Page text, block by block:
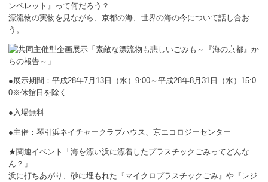
一般の方
団体で見学希望の方
企業・環境団体の方
ンペレット』って何だろう？
漂流物の実物を見ながら、京都の海、世界の海の今について話し合お
う。
●展示期間：平成28年7月13日（水）9:00～平成28年8月31日（水）15:0
0※休館日を除く
●入場無料
●主催：琴引浜ネイチャークラブハウス、京エコロジーセンター
★関連イベント「海を漂い浜に漂着したプラスチックごみってどんな
ん？」
浜に打ちあがり、砂に埋もれた『マイクロプラスチックごみ』や『レジ